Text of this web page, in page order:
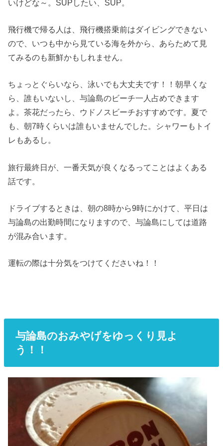
いけどな～。SUPしたい、SUP。
飛行機で帰る人は、飛行機搭乗前はダイビングできない
ので、いつも中から見ている海を外から、あらためて見
てみるのも新鮮かもしれません。
ちょっとぐらいなら、泳いでも大丈夫です！！朝早くな
ら、誰もいないし、与論島のビーチ一人占めできます
よ。茶花だったら、ウドノスビーチおすすめです。夏で
も、朝7時くらいは誰もいませんでした。シャワーもトイ
レもあるし。
旅行最終日が、一番天気が良くなるってことはよくある
話です。
ドライブするときは、朝の8時から9時にかけて、平日は
与論島の出勤時間になりますので、与論島にしては道路
が混み合います。
運転の際は十分気をつけてくださいね！！
与論島のおみやげをゆっくり見よ
う！！